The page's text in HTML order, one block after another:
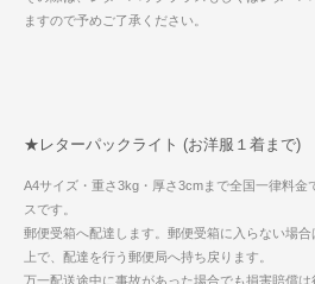
ますので予めご了承ください。
★レターパックライト (お洋服１着まで)
A4サイズ・重さ3kg・厚さ3cmまで全国一律料金
スです。
郵便受箱へ配達します。郵便受箱に入らない場
上で、配達を行う郵便局へ持ち戻ります。
万一配送途中に事故があった場合でも損害賠償は